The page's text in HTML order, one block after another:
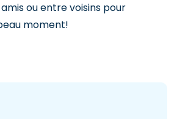
ou entre voisins pour
moment!